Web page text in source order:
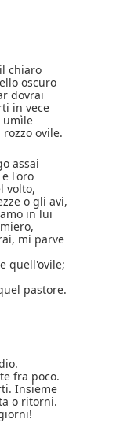
chiaro
oscuro
dovrai
in vece
umìle
ovile.
assai
l'oro
volto,
o gli avi,
in lui
mi parve
quell'ovile;
pastore.
fra poco.
Insieme
o ritorni.